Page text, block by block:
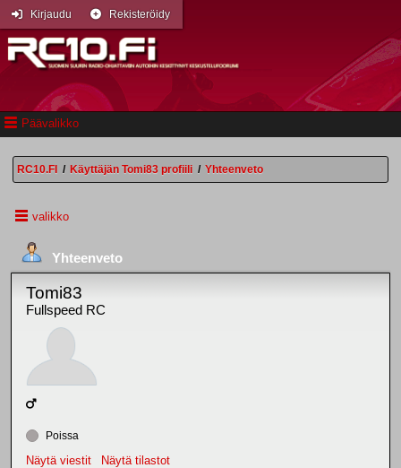
Päävalikko
Kirjaudu Rekisteröidy
RC10.FI / Käyttäjän Tomi83 profiili / Yhteenveto
valikko
Yhteenveto
Tomi83
Fullspeed RC
Poissa
Näytä viestit
Näytä tilastot